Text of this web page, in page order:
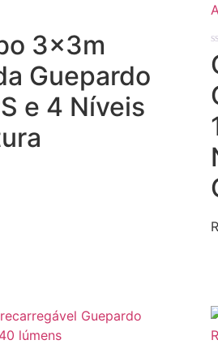
3x3m
Guepardo
e 4 Níveis
0
5